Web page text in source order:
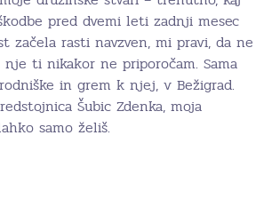
pred dvemi leti zadnji mesec
rasti navzven, mi pravi, da ne
ti nikakor ne priporočam. Sama
in grem k njej, v Bežigrad.
Šubic Zdenka, moja
samo želiš.